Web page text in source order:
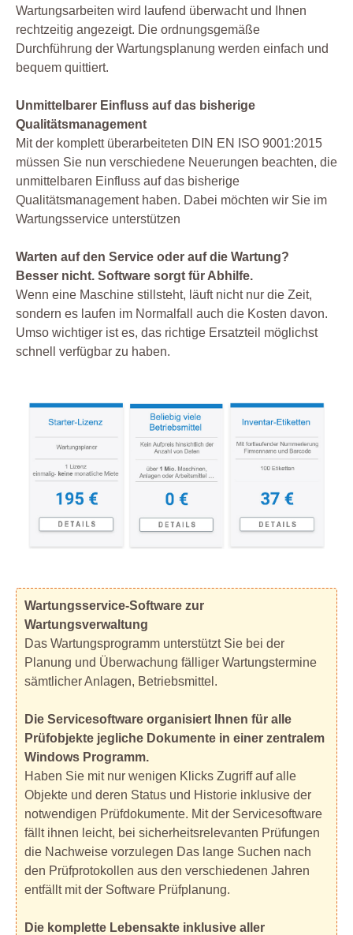
Wartungsarbeiten wird laufend überwacht und Ihnen
rechtzeitig angezeigt. Die ordnungsgemäße
Durchführung der Wartungsplanung werden einfach und
bequem quittiert.
Unmittelbarer Einfluss auf das bisherige
Qualitätsmanagement
Mit der komplett überarbeiteten DIN EN ISO 9001:2015
müssen Sie nun verschiedene Neuerungen beachten, die
unmittelbaren Einfluss auf das bisherige
Qualitätsmanagement haben. Dabei möchten wir Sie im
Wartungsservice unterstützen
Warten auf den Service oder auf die Wartung?
Besser nicht. Software sorgt für Abhilfe.
Wenn eine Maschine stillsteht, läuft nicht nur die Zeit,
sondern es laufen im Normalfall auch die Kosten davon.
Umso wichtiger ist es, das richtige Ersatzteil möglichst
schnell verfügbar zu haben.
Wartungsservice-Software zur
Wartungsverwaltung
Das Wartungsprogramm unterstützt Sie bei der
Planung und Überwachung fälliger Wartungstermine
sämtlicher Anlagen, Betriebsmittel.
Die Servicesoftware organisiert Ihnen für alle
Prüfobjekte jegliche Dokumente in einer zentralem
Windows Programm.
Haben Sie mit nur wenigen Klicks Zugriff auf alle
Objekte und deren Status und Historie inklusive der
notwendigen Prüfdokumente. Mit der Servicesoftware
fällt ihnen leicht, bei sicherheitsrelevanten Prüfungen
die Nachweise vorzulegen Das lange Suchen nach
den Prüfprotokollen aus den verschiedenen Jahren
entfällt mit der Software Prüfplanung.
Die komplette Lebensakte inklusive aller